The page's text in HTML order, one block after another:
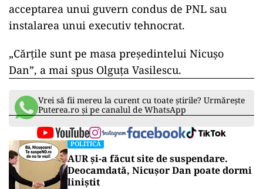
acceptarea unui guvern condus de PNL sau
instalarea unui executiv tehnocrat.
„Cărțile sunt pe masa președintelui Nicușo
Dan”, a mai spus Olguța Vasilescu.
Vrei să fii mereu la curent cu toate știrile? Urmărește
Puterea.ro și pe canalul de WhatsApp
POLITICĂ
AUR și-a făcut site de suspendare.
Deocamdată, Nicușor Dan poate dormi
liniștit